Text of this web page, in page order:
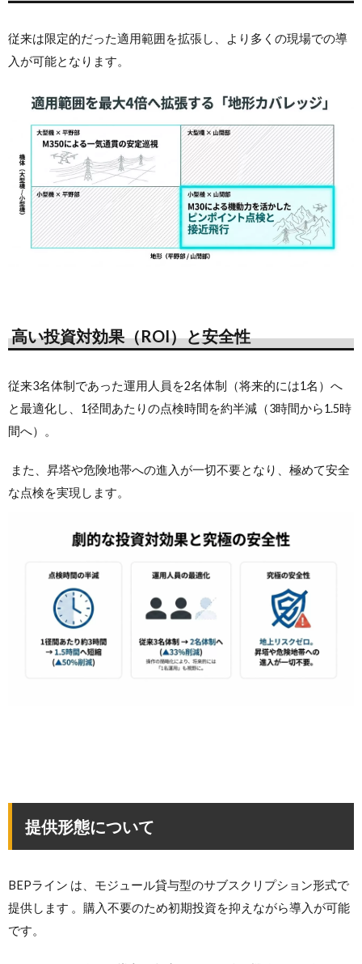
従来は限定的だった適用範囲を拡張し、より多くの現場での導
入が可能となります。
高い投資対効果（ROI）と安全性
従来3名体制であった運用人員を2名体制（将来的には1名）へ
と最適化し、1径間あたりの点検時間を約半減（3時間から1.5時
間へ）。
また、昇塔や危険地帯への進入が一切不要となり、極めて安全
な点検を実現します。
提供形態について
BEPライン は、モジュール貸与型のサブスクリプション形式で
提供します 。購入不要のため初期投資を抑えながら導入が可能
です。